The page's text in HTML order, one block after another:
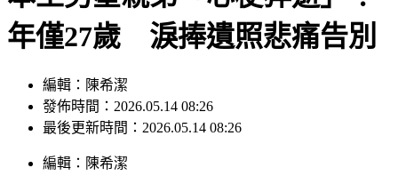
年僅27歲 淚捧遺照悲痛告別
發佈時間：2026.05.14 08:26
最後更新時間：2026.05.14 08:26
發佈時間：2026.05.14 08:26